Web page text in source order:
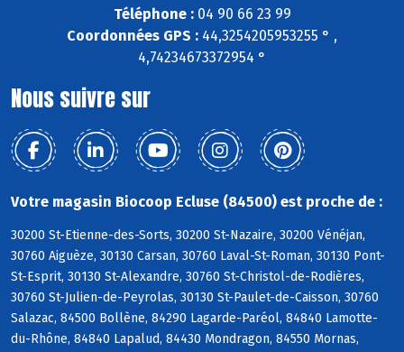
Téléphone :04 90 66 23 99
Coordonnées GPS : 44,3254205953255 ° ,
4,74234673372954 °
Nous suivre sur
Votre magasin Biocoop Ecluse (84500) est proche de :
30200 St-Etienne-des-Sorts, 30200 St-Nazaire, 30200 Vénéjan,
30760 Aiguèze, 30130 Carsan, 30760 Laval-St-Roman, 30130 Pont-
St-Esprit, 30130 St-Alexandre, 30760 St-Christol-de-Rodières,
30760 St-Julien-de-Peyrolas, 30130 St-Paulet-de-Caisson, 30760
Salazac, 84500 Bollène, 84290 Lagarde-Paréol, 84840 Lamotte-
du-Rhône, 84840 Lapalud, 84430 Mondragon, 84550 Mornas,